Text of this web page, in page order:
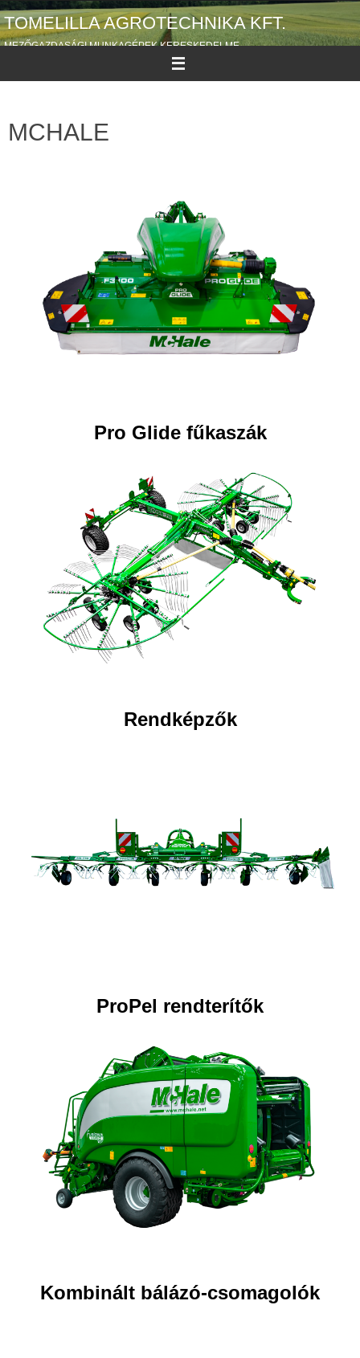
TOMELILLA AGROTECHNIKA KFT.
MEZŐGAZDASÁGI MUNKAGÉPEK KERESKEDELME
MCHALE
Pro Glide fűkaszák
Rendképzők
ProPel rendterítők
Kombinált bálázó-csomagolók